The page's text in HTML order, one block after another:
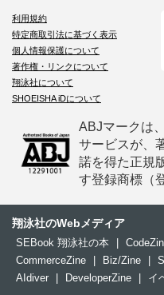
利用規約
特定商取引法に基づく表示
個人情報保護について
著作権・リンクについて
翔泳社について
SHOEISHA iDについて
ABJマークは
サービスが、
諾を得た正規
す登録商標（
翔泳社のWebメディア
SEBook 翔泳社の本
CommerceZine
Biz/Zine
AIdiver
DeveloperZine イ